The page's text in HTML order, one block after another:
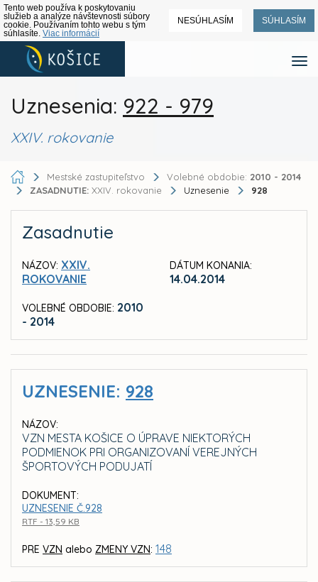
Tento web používa k poskytovaniu
služieb a analýze návštevnosti súbory
cookie. Používaním tohto webu s tým
súhlasíte. Viac informácií
NESÚHLASÍM SÚHLASÍM
Uznesenia: 922 - 979
XXIV. rokovanie
Mestské zastupiteľstvo Volebné obdobie: 2010 - 2014
ZASADNUTIE: XXIV. rokovanie Uznesenie 928
Zasadnutie
NÁZOV: XXIV.
ROKOVANIE
VOLEBNÉ OBDOBIE: 2010
- 2014
DÁTUM KONANIA:
14.04.2014
UZNESENIE: 928
NÁZOV:
VZN MESTA KOŠICE O ÚPRAVE NIEKTORÝCH
PODMIENOK PRI ORGANIZOVANÍ VEREJNÝCH
ŠPORTOVÝCH PODUJATÍ
DOKUMENT:
UZNESENIE Č.928
RTF - 13,59 KB
PRE VZN alebo ZMENY VZN: 148